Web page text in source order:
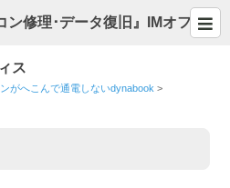
ン修理･データ復旧』IMオフ
ィス
がへこんで通電しないdynabook >